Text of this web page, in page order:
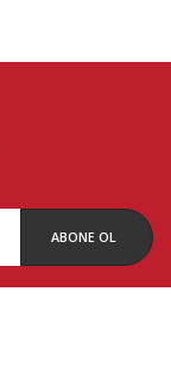
ABONE OL